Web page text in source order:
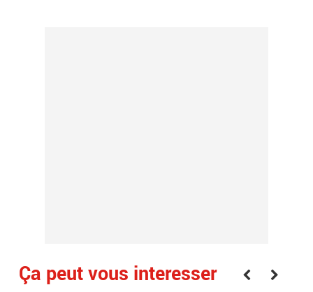
Ça peut vous interesser